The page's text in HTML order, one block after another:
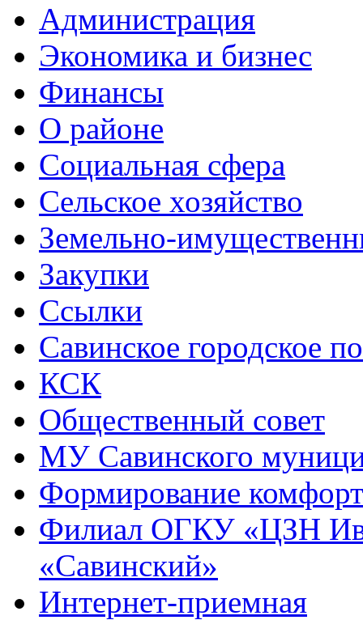
Администрация
Экономика и бизнес
Финансы
О районе
Социальная сфера
Сельское хозяйство
Земельно-
Закупки
Ссылки
Савинское городское
КСК
Общественный совет
МУ Савинского
Формирование
Филиал ОГКУ «ЦЗН
«Савинский»
Интернет-приемная